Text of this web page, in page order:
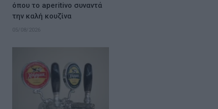
όπου το aperitivo συναντά
την καλή κουζίνα
05/08/2026